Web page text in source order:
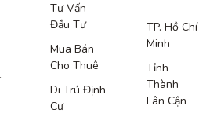
Tư Vấn
Đầu Tư
Mua Bán
Cho Thuê
Di Trú Định
Cư
TP. Hồ Chí
Minh
Tỉnh
Thành
Lân Cận